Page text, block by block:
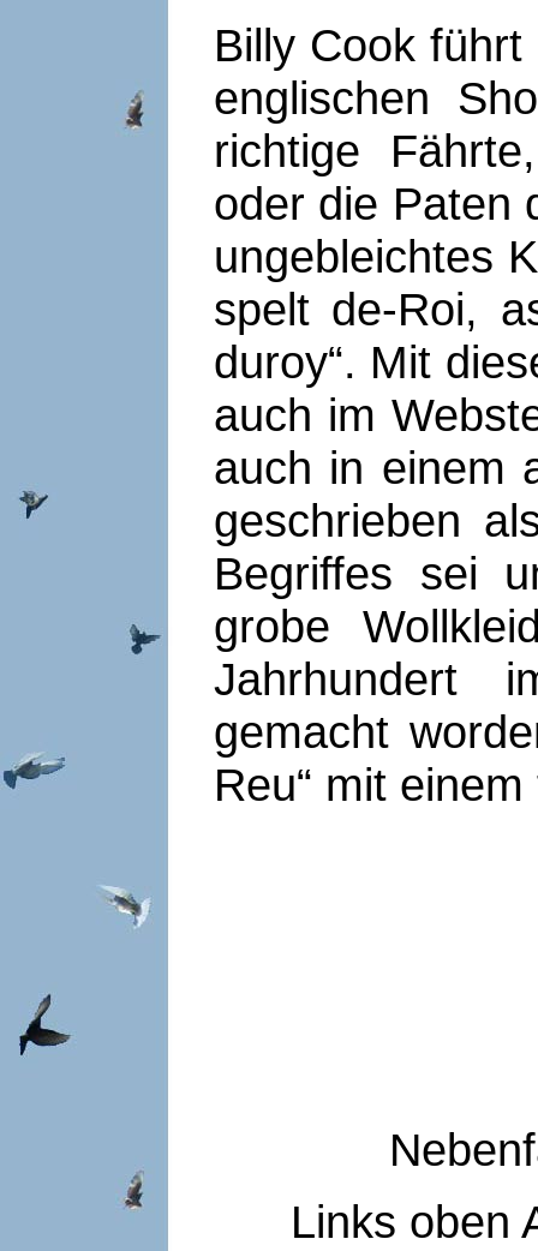
Billy Cook
englischen
richtige
oder die Paten
ungebleichtes
spelt de-Roi,
duroy“. Mit
auch im
auch in einem
geschrieben
Begriffes sei
grobe
Jahrhundert
gemacht
Reu“ mit
Links oben